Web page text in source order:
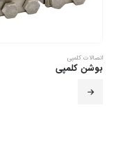
اتصالات کلمپی
بوشن کلمپی